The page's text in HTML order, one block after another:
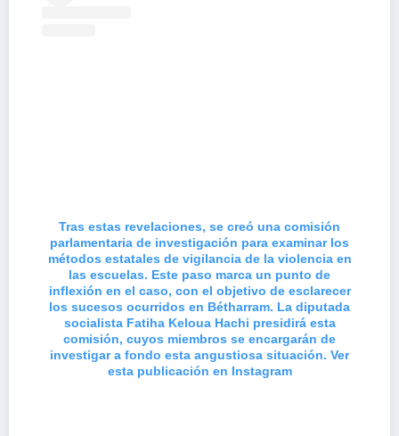
Tras estas revelaciones, se creó una comisión
parlamentaria de investigación para examinar los
métodos estatales de vigilancia de la violencia en
las escuelas. Este paso marca un punto de
inflexión en el caso, con el objetivo de esclarecer
los sucesos ocurridos en Bétharram. La diputada
socialista Fatiha Keloua Hachi presidirá esta
comisión, cuyos miembros se encargarán de
investigar a fondo esta angustiosa situación. Ver
esta publicación en Instagram